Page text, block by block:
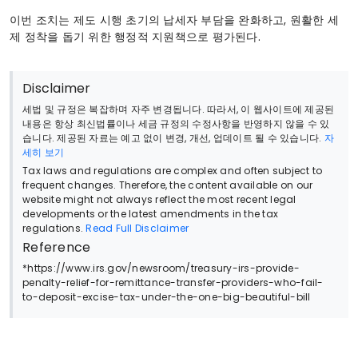
이번 조치는 제도 시행 초기의 납세자 부담을 완화하고, 원활한 세
제 정착을 돕기 위한 행정적 지원책으로 평가된다.
Disclaimer
세법 및 규정은 복잡하며 자주 변경됩니다. 따라서, 이 웹사이트에 제공된
내용은 항상 최신법률이나 세금 규정의 수정사항을 반영하지 않을 수 있
습니다. 제공된 자료는 예고 없이 변경, 개선, 업데이트 될 수 있습니다. 자
세히 보기
Tax laws and regulations are complex and often subject to
frequent changes. Therefore, the content available on our
website might not always reflect the most recent legal
developments or the latest amendments in the tax
regulations.Read Full Disclaimer
Reference
*https://www.irs.gov/newsroom/treasury-irs-provide-
penalty-relief-for-remittance-transfer-providers-who-fail-
to-deposit-excise-tax-under-the-one-big-beautiful-bill